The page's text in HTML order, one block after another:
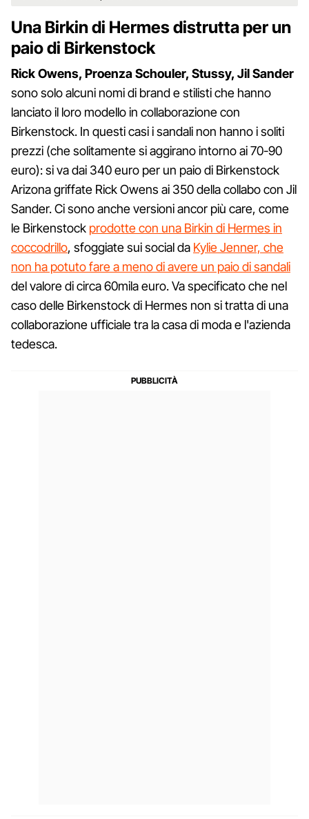
Una Birkin di Hermes distrutta per un
paio di Birkenstock
Rick Owens, Proenza Schouler, Stussy, Jil Sander
sono solo alcuni nomi di brand e stilisti che hanno
lanciato il loro modello in collaborazione con
Birkenstock. In questi casi i sandali non hanno i soliti
prezzi (che solitamente si aggirano intorno ai 70-90
euro): si va dai 340 euro per un paio di Birkenstock
Arizona griffate Rick Owens ai 350 della collabo con Jil
Sander. Ci sono anche versioni ancor più care, come
le Birkenstock prodotte con una Birkin di Hermes in
coccodrillo, sfoggiate sui social da Kylie Jenner, che
non ha potuto fare a meno di avere un paio di sandali
del valore di circa 60mila euro. Va specificato che nel
caso delle Birkenstock di Hermes non si tratta di una
collaborazione ufficiale tra la casa di moda e l'azienda
tedesca.